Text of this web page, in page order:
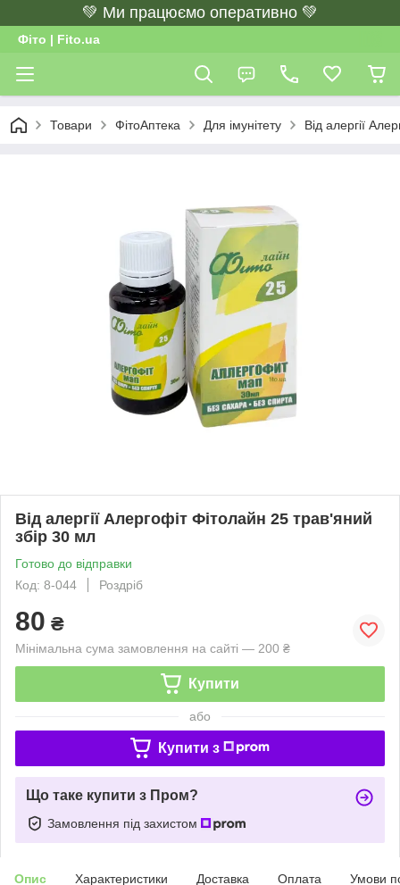
💚 Ми працюємо оперативно 💚
Фіто | Fito.ua
Товари ФітоАптека Для імунітету Від алергії
Від алергії Алергофіт Фітолайн 25 трав'яний
збір 30 мл
Готово до відправки
Код: 8-044
Роздріб
80 ₴
Мінімальна сума замовлення на сайті — 200 ₴
Купити
або
Купити з
Що таке купити з Пром?
Замовлення під захистом
Опис Характеристики Доставка Оплата Умови